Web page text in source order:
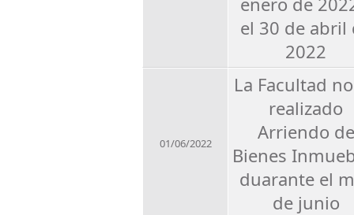
el 30 de abril
2022
01/06/2022
La Facultad
realizado
Arriendo de
Bienes
duarante el
de junio